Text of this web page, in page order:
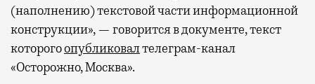
(наполнению) текстовой части информационной
конструкции», — говорится в документе, текст
которогоопубликовалтелеграм-канал
«Осторожно, Москва».